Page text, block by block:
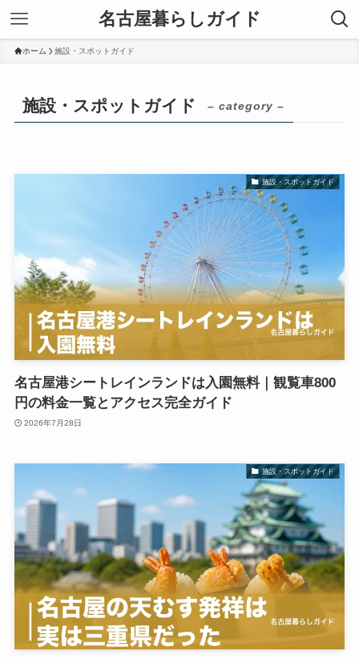
名古屋暮らしガイド
ホーム 施設・スポットガイド
施設・スポットガイド – category –
施設・スポットガイド
名古屋港シートレインランドは入園無料｜観覧車800
円の料金一覧とアクセス完全ガイド
2026年7月28日
施設・スポットガイド